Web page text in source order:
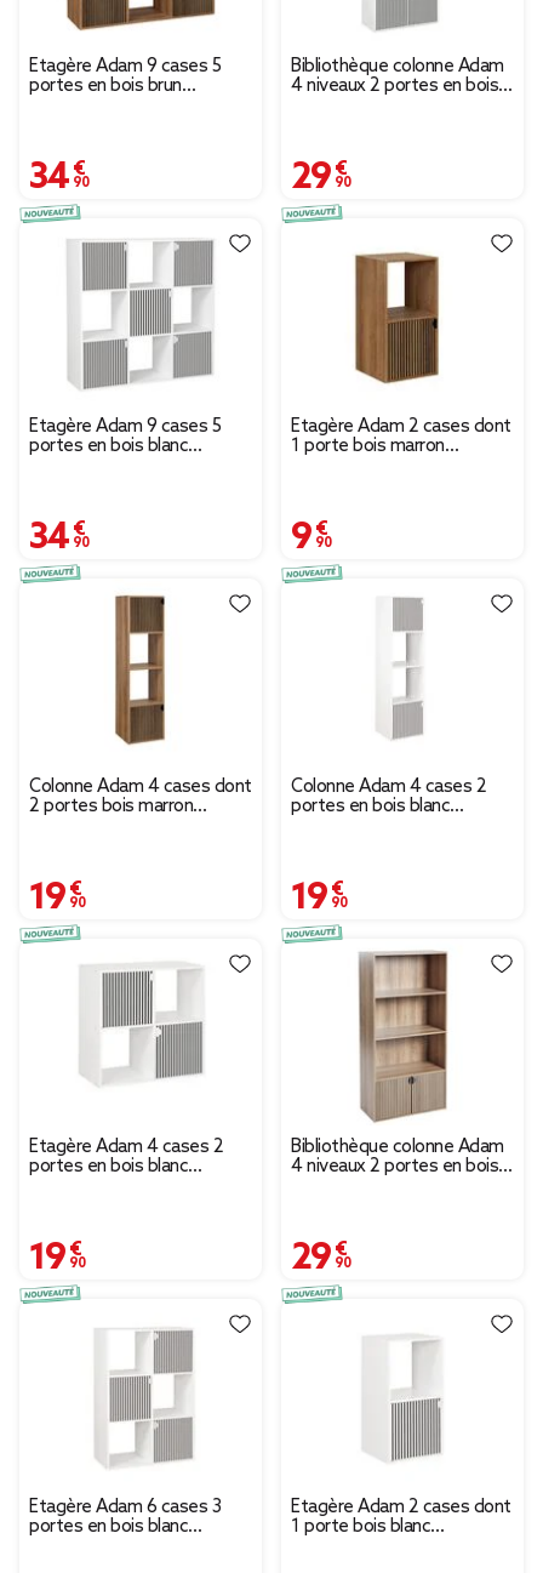
Étagère Adam 9 cases 5
portes en bois brun
34,90 €
Bibliothèque colonne Adam
4 niveaux 2 portes en bois
29,90 €
Étagère Adam 9 cases 5
portes en bois blanc
34,90 €
Étagère Adam 2 cases dont
1 porte bois marron
9,90 €
Colonne Adam 4 cases dont
2 portes bois marron
19,90 €
Colonne Adam 4 cases 2
portes en bois blanc
19,90 €
Étagère Adam 4 cases 2
portes en bois blanc
19,90 €
Bibliothèque colonne Adam
4 niveaux 2 portes en bois
29,90 €
Étagère Adam 6 cases 3
portes en bois blanc
Étagère Adam 2 cases dont
1 porte bois blanc